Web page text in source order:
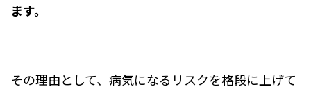
ます。
その理由として、病気になるリスクを格段に上げて